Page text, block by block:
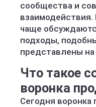
сообщества и
взаимодействия.
чаще
подходы,
представлены на
Что такое
воронка
Сегодня воронка